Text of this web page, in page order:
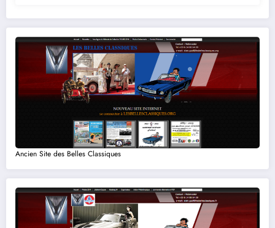
Ancien Site des Belles Classiques